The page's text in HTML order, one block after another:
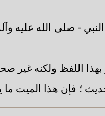
- صلى الله عليه
اللفظ ولكنه غير
؛ فإن هذا الميت ما